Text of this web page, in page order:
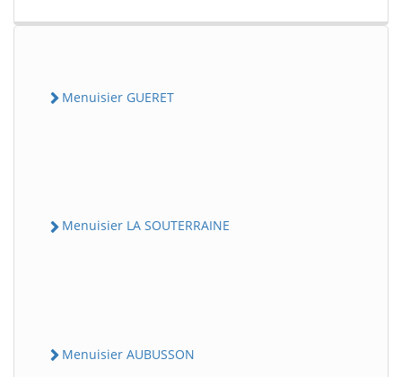
Menuisier GUERET
Menuisier LA SOUTERRAINE
Menuisier AUBUSSON